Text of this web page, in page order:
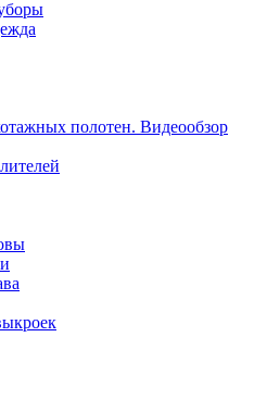
полотен. Видеообзор